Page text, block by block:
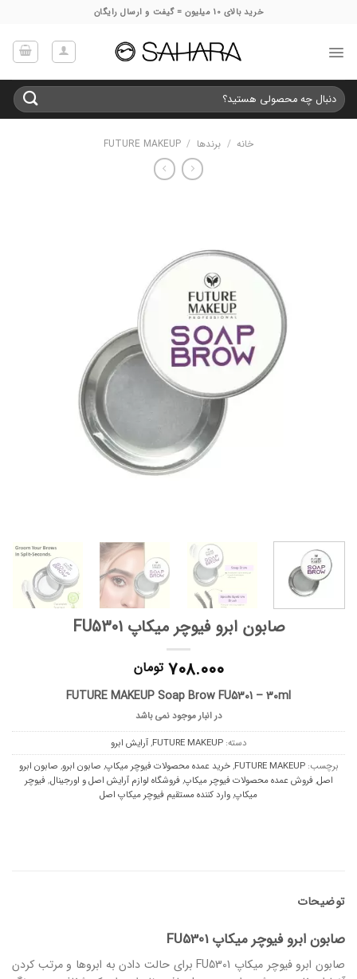
خرید بالای 10 میلیون = گیفت و ارسال رایگان
جستجو
برای:
خانه / برندها /
FUTURE MAKEUP
صابون ابرو فیوچر میکاپ FU5301
۷۰۸.۰۰۰ تومان
FUTURE MAKEUP Soap Brow FU5301 – 30ml
در انبار موجود نمی باشد
دسته:FUTURE MAKEUP
,آرایش ابرو
برچسب:FUTURE MAKEUP
,خرید عمده محصولات فیوچر میکاپ, صابون ابرو, صابون ابرو
اصل, فروش عمده محصولات فیوچر میکاپ, فروشگاه لوازم آرایش اصل و اورجینال, فیوچر
میکاپ,وارد کننده مستقیم فیوچر میکاپ اصل
توضیحات
صابون ابرو فیوچر میکاپ FU5301
صابون ابرو فیوچر میکاپ FU5301 برای حالت دادن به ابروها و مرتب کردن